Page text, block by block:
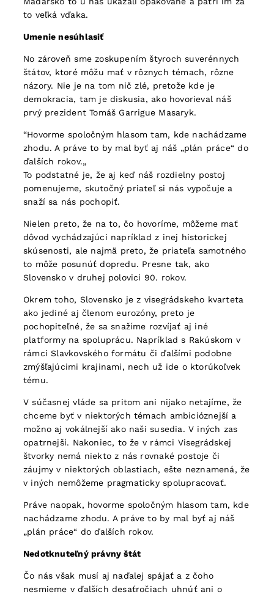
to veľká vďaka.
Umenie nesúhlasiť
No zároveň sme zoskupením štyroch suverénnych
štátov, ktoré môžu mať v rôznych témach, rôzne
názory. Nie je na tom nič zlé, pretože kde je
demokracia, tam je diskusia, ako hovorieval náš
prvý prezident Tomáš Garrigue Masaryk.
“Hovorme spoločným hlasom tam, kde nachádzame
zhodu. A práve to by mal byť aj náš „plán práce“ do
ďalších rokov.„
To podstatné je, že aj keď náš rozdielny postoj
pomenujeme, skutočný priateľ si nás vypočuje a
snaží sa nás pochopiť.
Nielen preto, že na to, čo hovoríme, môžeme mať
dôvod vychádzajúci napríklad z inej historickej
skúsenosti, ale najmä preto, že priateľa samotného
to môže posunúť dopredu. Presne tak, ako
Slovensko v druhej polovici 90. rokov.
Okrem toho, Slovensko je z visegrádskeho kvarteta
ako jediné aj členom eurozóny, preto je
pochopiteľné, že sa snažíme rozvíjať aj iné
platformy na spoluprácu. Napríklad s Rakúskom v
rámci Slavkovského formátu či ďalšími podobne
zmýšľajúcimi krajinami, nech už ide o ktorúkoľvek
tému.
V súčasnej vláde sa pritom ani nijako netajíme, že
chceme byť v niektorých témach ambicióznejší a
možno aj vokálnejší ako naši susedia. V iných zas
opatrnejší. Nakoniec, to že v rámci Visegrádskej
štvorky nemá niekto z nás rovnaké postoje či
záujmy v niektorých oblastiach, ešte neznamená, že
v iných nemôžeme pragmaticky spolupracovať.
Práve naopak, hovorme spoločným hlasom tam, kde
nachádzame zhodu. A práve to by mal byť aj náš
„plán práce“ do ďalších rokov.
Nedotknuteľný právny štát
Čo nás však musí aj naďalej spájať a z čoho
nesmieme v ďalších desaťročiach uhnúť ani o